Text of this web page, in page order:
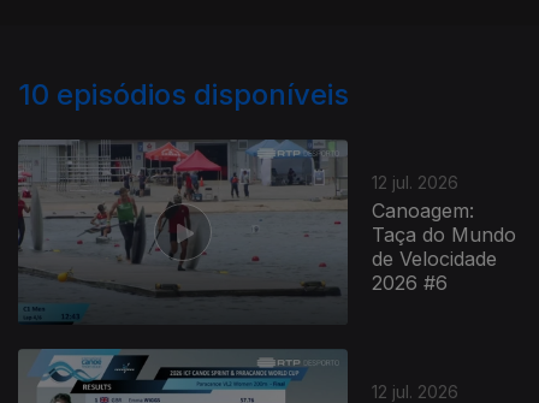
10 episódios disponíveis
12 jul. 2026
Canoagem:
Taça do Mundo
de Velocidade
2026 #6
12 jul. 2026